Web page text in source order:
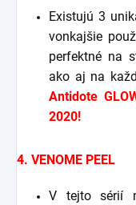
Existujú 3
vonkajšie
perfektné na
ako aj na
Antidote
2020!
4. VENOME PEEL
V tejto sérií